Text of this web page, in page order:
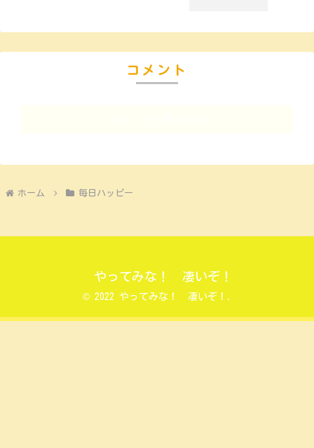
コメント
ホーム 毎日ハッピー
やってみな！ 凄いぞ！
© 2022 やってみな！ 凄いぞ！.